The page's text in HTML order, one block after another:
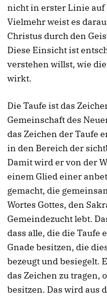
nicht in erster Linie auf
Vielmehr weist es
Christus durch den
Diese Einsicht ist
verstehen willst, wie
wirkt.
Die Taufe ist das
Gemeinschaft des
das Zeichen der Taufe
in den Bereich der
Damit wird er von der
einem Glied einer
gemacht, die
Wortes Gottes, den
Gemeindezucht lebt.
dass alle, die die Taufe
Gnade besitzen, die
bezeugt und besiegelt.
das Zeichen zu tragen,
besitzen. Das wird aus